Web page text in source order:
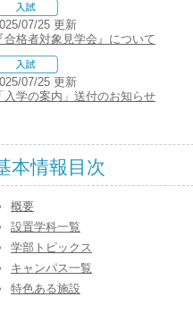
07/25 更新
『合格者対象見学会』について
07/25 更新
「入学の案内」送付のお知らせ
本情報目次
概要
設置学科一覧
学部トピックス
キャンパス一覧
特色ある施設